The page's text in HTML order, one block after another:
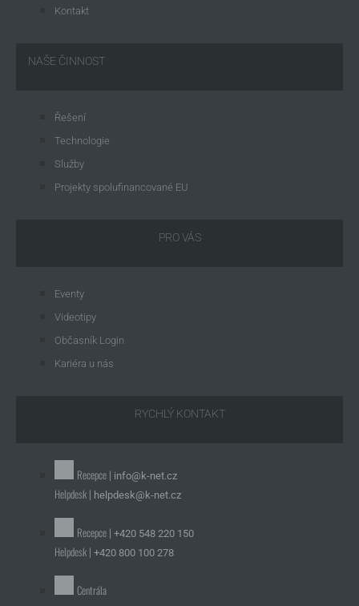
Kontakt
NAŠE ČINNOST
Řešení
Technologie
Služby
Projekty spolufinancované EU
PRO VÁS
Eventy
Videotipy
Občasník Login
Kariéra u nás
RYCHLÝ KONTAKT
Recepce | info@k-net.cz
Helpdesk | helpdesk@k-net.cz
Recepce | +420 548 220 150
Helpdesk | +420 800 100 278
Centrála